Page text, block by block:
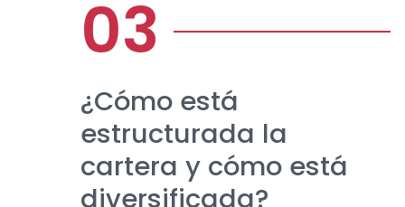
¿Cómo está
estructurada la
cartera y cómo está
diversificada?